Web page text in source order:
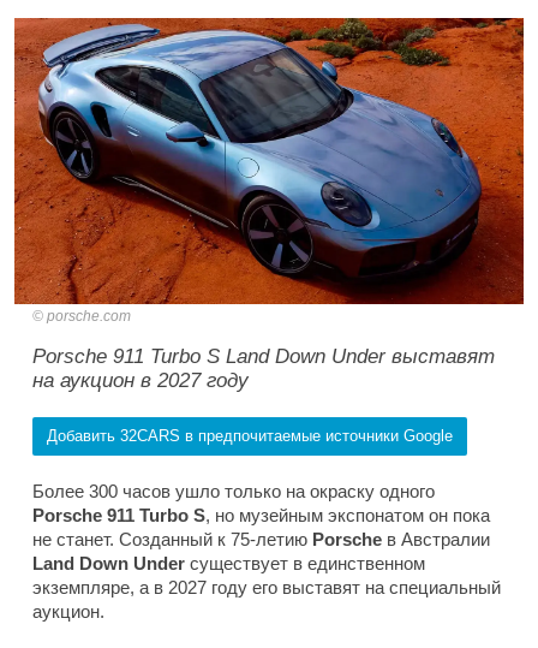
porsche.com
Porsche 911 Turbo S Land Down Under выставят
на аукцион в 2027 году
Добавить 32CARS в предпочитаемые источники Google
Более 300 часов ушло только на окраску одного
Porsche 911 Turbo S, но музейным экспонатом он пока
не станет. Созданный к 75-летию Porsche в Австралии
Land Down Under существует в единственном
экземпляре, а в 2027 году его выставят на специальный
аукцион.